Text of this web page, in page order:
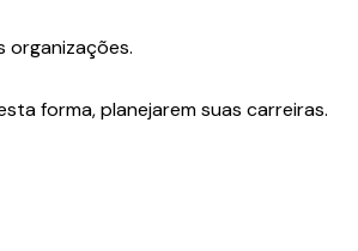
organizações.
forma, planejarem suas carreiras.